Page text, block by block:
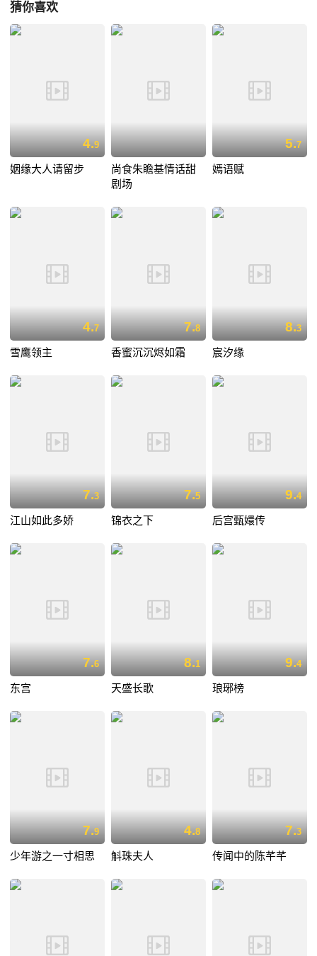
猜你喜欢
4.9
姻缘大人请留步
尚食朱瞻基情话甜
剧场
5.7
嫣语赋
4.7
雪鹰领主
7.8
香蜜沉沉烬如霜
8.3
宸汐缘
7.3
江山如此多娇
7.5
锦衣之下
9.4
后宫甄嬛传
7.6
东宫
8.1
天盛长歌
9.4
琅琊榜
7.9
少年游之一寸相思
4.8
斛珠夫人
7.3
传闻中的陈芊芊